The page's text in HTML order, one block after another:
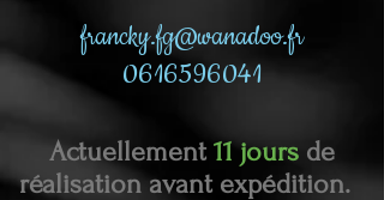
francky.fg@wanadoo.fr
0616596041
Actuellement 11 jours de
réalisation avant expédition.